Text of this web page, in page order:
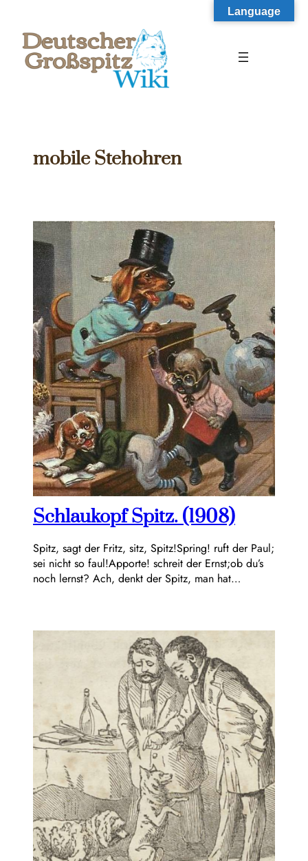
springen
mobile Stehohren
Schlaukopf Spitz. (1908)
Spitz, sagt der Fritz, sitz, Spitz!Spring! ruft der Paul;
sei nicht so faul!Apporte! schreit der Ernst;ob du’s
noch lernst? Ach, denkt der Spitz, man hat…
Language